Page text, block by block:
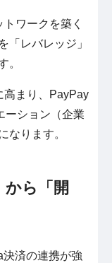
ワークを築く
「レバレッジ」
。
高まり、PayPay
ーション（企業
なります。
から「開
済の連携が強